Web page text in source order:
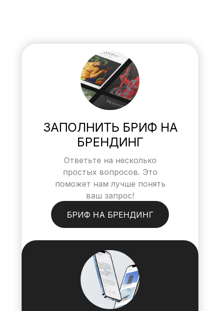
Ответьте на несколько
простых вопросов. Это
поможет нам лучше понять
ваш запрос!
БРИФ НА БРЕНДИНГ
ЗАПОЛНИТЬ БРИФ НА
БРЕНДИНГ